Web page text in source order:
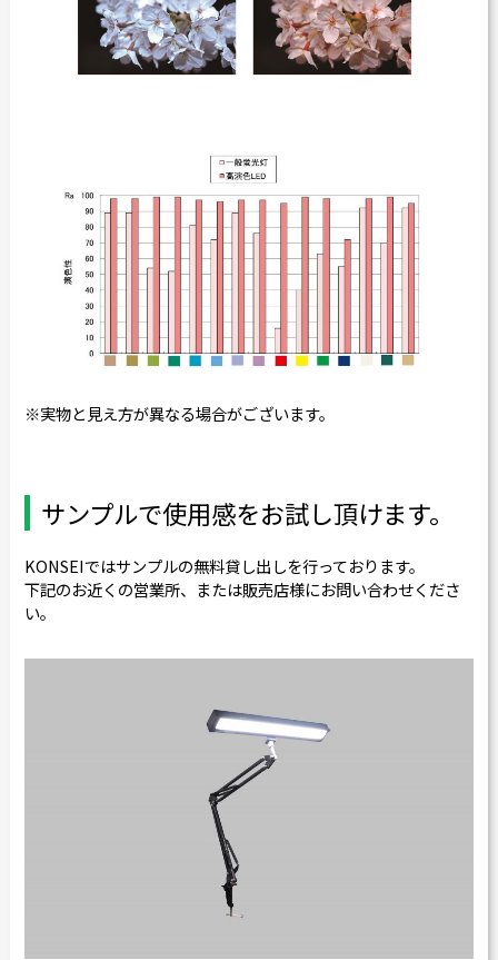
※実物と見え方が異なる場合がございます。
サンプルで使用感をお試し頂けます。
KONSEIではサンプルの無料貸し出しを行っております。
下記のお近くの営業所、または販売店様にお問い合わせくださ
い。